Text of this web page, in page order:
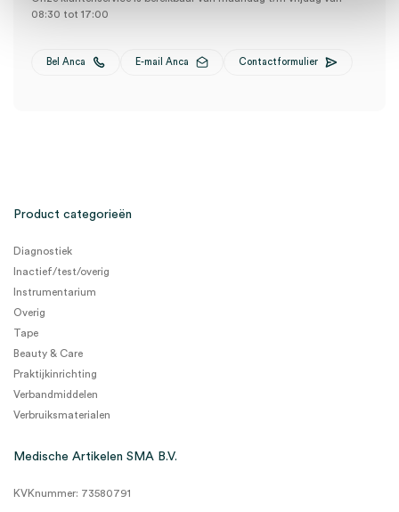
08:30 tot 17:00
Bel Anca E-mail Anca Contactformulier
Product categorieën
Diagnostiek
Inactief/test/overig
Instrumentarium
Overig
Tape
Beauty & Care
Praktijkinrichting
Verbandmiddelen
Verbruiksmaterialen
Medische Artikelen SMA B.V.
KVKnummer: 73580791